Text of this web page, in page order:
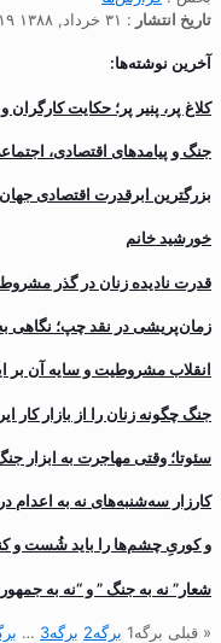
تاریخ انتشار : ۳۱ خرداد, ۱۳۸۸ ۹:۱۹ ب٫ظ
آخرین نوشته‌ها:
کلاغ پر، پنیر پر؛ حکایت
جنگ و پیامدهای اقتصادی،
بزرگترین ابرقدرت اقتصادی
خورشید خانم
قدرت نادیده زنان در گذر
زمان‌پریشی در نقد چپ؛ نگاهی
انقلاب مشروطیت و سایه آن بر
جنگ چگونه زنان را از بازار کار
سئوتا؛ وقتی مهاجرت به ابزار
کارزار سه‌شنبه‌های نه به اعدام در هفته ۱۳۲ در ۵۹
و کوریِ چشم‌ها را باید شُست و
شعار” نه به جنگ ” و “نه به
« قبلی برگه1 برگه2 برگه3
…